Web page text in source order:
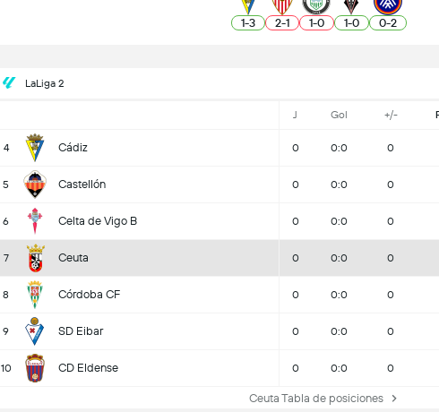
1-3 2-1 1-0 1-0 0-2
LaLiga 2
J Gol +/-
4 Cádiz 0 0:0 0
5 Castellón 0 0:0 0
6 Celta de Vigo B 0 0:0 0
7 Ceuta 0 0:0 0
8 Córdoba CF 0 0:0 0
9 SD Eibar 0 0:0 0
10 CD Eldense 0 0:0 0
Ceuta Tabla de posiciones